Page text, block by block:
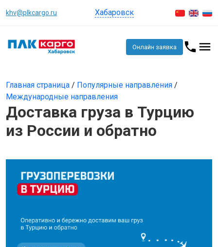
khv@plkcargo.ru Хабаровск
Онлайн заявка
Главная страница / Популярные направления /
Международные направления
Доставка груза в Турцию
из России и обратно